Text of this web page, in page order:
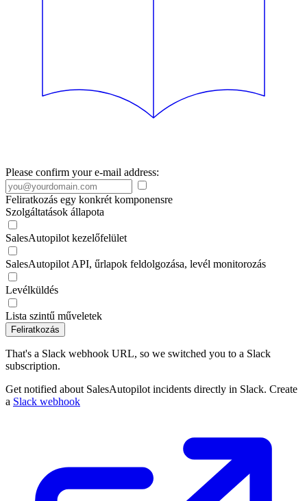
Please confirm your e-mail address:
Feliratkozás egy konkrét komponensre
Szolgáltatások állapota
SalesAutopilot kezelőfelület
SalesAutopilot API, űrlapok feldolgozása, levél monitorozás
Levélküldés
Lista szintű műveletek
Feliratkozás
That's a Slack webhook URL, so we switched you to a Slack
subscription.
Get notified about SalesAutopilot incidents directly in Slack. Create
a Slack webhook